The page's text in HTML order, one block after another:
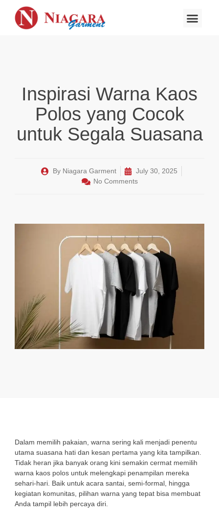
Inspirasi Warna Kaos
Polos yang Cocok
untuk Segala Suasana
By Niagara Garment
July 30, 2025
No Comments
Dalam memilih pakaian, warna sering kali menjadi penentu
utama suasana hati dan kesan pertama yang kita tampilkan.
Tidak heran jika banyak orang kini semakin cermat memilih
warna kaos polos untuk melengkapi penampilan mereka
sehari-hari. Baik untuk acara santai, semi-formal, hingga
kegiatan komunitas, pilihan warna yang tepat bisa membuat
Anda tampil lebih percaya diri.